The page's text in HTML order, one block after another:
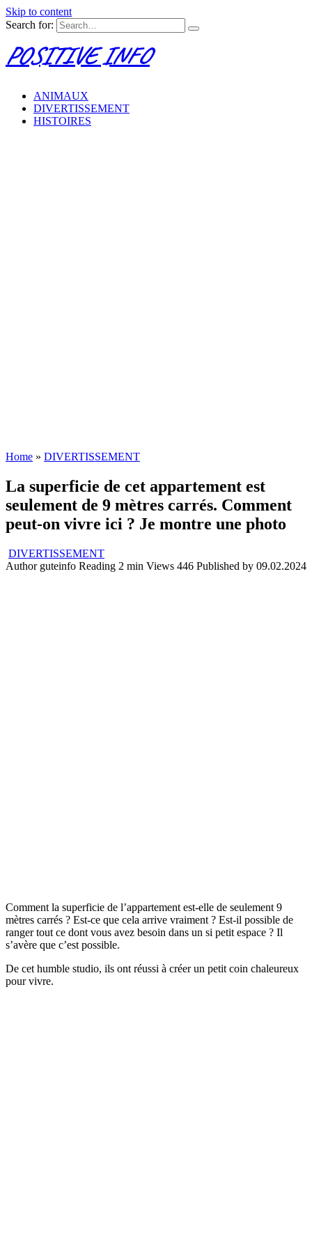
Skip to content
Search for:
POSITIVE INFO
ANIMAUX
DIVERTISSEMENT
HISTOIRES
Home » DIVERTISSEMENT
La superficie de cet appartement est
seulement de 9 mètres carrés. Comment
peut-on vivre ici ? Je montre une photo
DIVERTISSEMENT
Author guteinfo Reading 2 min Views 446 Published by 09.02.2024
Comment la superficie de l’appartement est-elle de seulement 9
mètres carrés ? Est-ce que cela arrive vraiment ? Est-il possible de
ranger tout ce dont vous avez besoin dans un si petit espace ? Il
s’avère que c’est possible.
De cet humble studio, ils ont réussi à créer un petit coin chaleureux
pour vivre.